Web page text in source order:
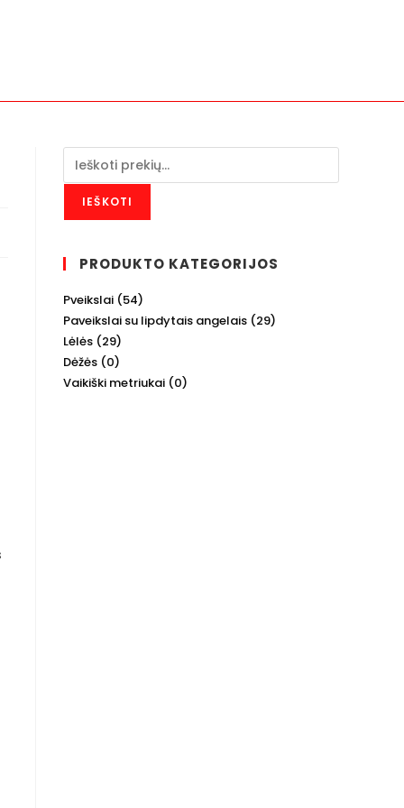
IEŠKOTI
PRODUKTO KATEGORIJOS
Pveikslai (54)
Paveikslai su lipdytais angelais (29)
Lėlės (29)
Dėžės (0)
Vaikiški metriukai (0)